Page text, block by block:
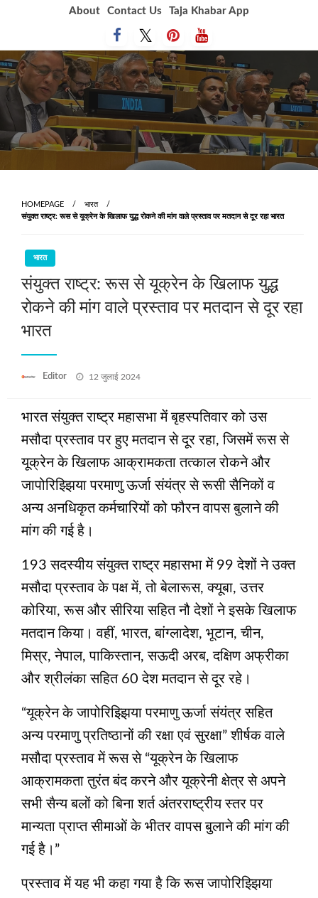
About Contact Us Taja Khabar App
HOMEPAGE
भारत
संयुक्त राष्ट्र: रूस से यूक्रेन के खिलाफ युद्ध रोकने की मांग वाले प्रस्ताव पर मतदान से दूर रहा भारत
भारत
संयुक्त राष्ट्र: रूस से यूक्रेन के खिलाफ युद्ध
रोकने की मांग वाले प्रस्ताव पर मतदान से दूर रहा
भारत
Editor
Posted
12 जुलाई 2024
भारत संयुक्त राष्ट्र महासभा में बृहस्पतिवार को उस
मसौदा प्रस्ताव पर हुए मतदान से दूर रहा, जिसमें रूस से
यूक्रेन के खिलाफ आक्रामकता तत्काल रोकने और
जापोरिझ्झिया परमाणु ऊर्जा संयंत्र से रूसी सैनिकों व
अन्य अनधिकृत कर्मचारियों को फौरन वापस बुलाने की
मांग की गई है।
193 सदस्यीय संयुक्त राष्ट्र महासभा में 99 देशों ने उक्त
मसौदा प्रस्ताव के पक्ष में, तो बेलारूस, क्यूबा, उत्तर
कोरिया, रूस और सीरिया सहित नौ देशों ने इसके खिलाफ
मतदान किया। वहीं, भारत, बांग्लादेश, भूटान, चीन,
मिस्र, नेपाल, पाकिस्तान, सऊदी अरब, दक्षिण अफ्रीका
और श्रीलंका सहित 60 देश मतदान से दूर रहे।
“यूक्रेन के जापोरिझ्झिया परमाणु ऊर्जा संयंत्र सहित
अन्य परमाणु प्रतिष्ठानों की रक्षा एवं सुरक्षा” शीर्षक वाले
मसौदा प्रस्ताव में रूस से “यूक्रेन के खिलाफ
आक्रामकता तुरंत बंद करने और यूक्रेनी क्षेत्र से अपने
सभी सैन्य बलों को बिना शर्त अंतरराष्ट्रीय स्तर पर
मान्यता प्राप्त सीमाओं के भीतर वापस बुलाने की मांग की
गई है।”
प्रस्ताव में यह भी कहा गया है कि रूस जापोरिझ्झिया